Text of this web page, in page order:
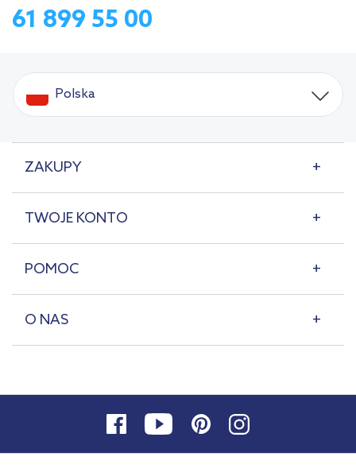
61 899 55 00
Polska
ZAKUPY
TWOJE KONTO
POMOC
O NAS